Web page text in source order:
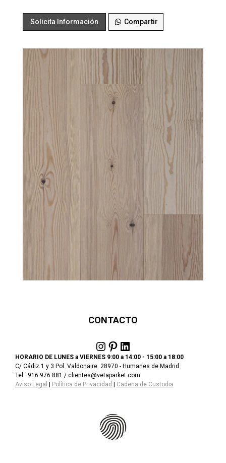
Solicita Información Compartir
CONTACTO
Instagram Pinterest LinkedIn
HORARIO DE LUNES a VIERNES 9:00 a 14:00 - 15:00 a 18:00
C/ Cádiz 1 y 3 Pol. Valdonaire. 28970 - Humanes de Madrid
Tel.: 916 976 881 / clientes@vetaparket.com
Aviso Legal | Política de Privacidad | Cadena de Custodia